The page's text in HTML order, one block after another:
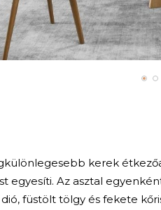
kerek
egyesíti. Az asztal
füstölt tölgy és fekete